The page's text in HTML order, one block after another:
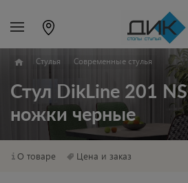
Стулья Современные стулья
Стул DikLine 201
ножки черные
О товаре Цена и заказ